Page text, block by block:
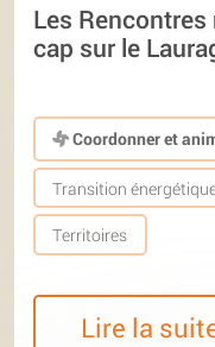
Les Rencontres
cap sur le
Coordonner et
Transition
Territoires
Lire la